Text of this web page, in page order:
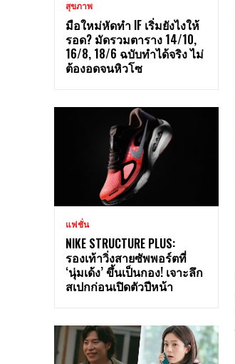
สุขภาพ
มือใหม่หัดทำ IF เริ่มยังไงให้
รอด? มัดรวมตาราง 14/10,
16/8, 18/6 ฉบับทำได้จริง ไม่
ต้องอดจนหิวโซ
แฟชั่น
NIKE STRUCTURE PLUS:
รองเท้าวิ่งสายซัพพอร์ตที่
‘นุ่มเด้ง’ ขึ้นเป็นกอง! เจาะลึก
สเปกก่อนเปิดตัวปีหน้า